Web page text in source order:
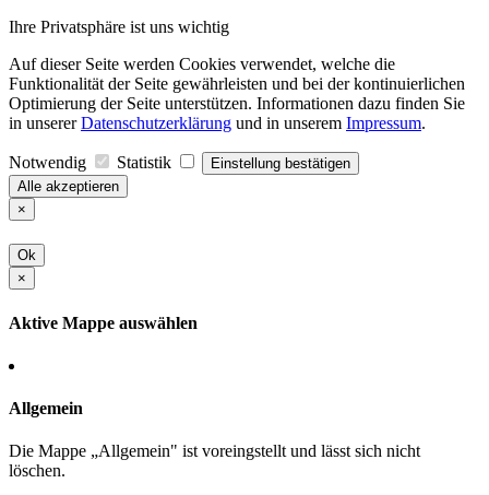
Ihre Privatsphäre ist uns wichtig
Auf dieser Seite werden Cookies verwendet, welche die
Funktionalität der Seite gewährleisten und bei der kontinuierlichen
Optimierung der Seite unterstützen. Informationen dazu finden Sie
in unsererDatenschutzerklärung und in unserem Impressum.
Notwendig Statistik
Einstellung bestätigen
Alle akzeptieren
×
Ok
×
Aktive Mappe auswählen
Allgemein
Die Mappe „Allgemein" ist voreingstellt und lässt sich nicht
löschen.